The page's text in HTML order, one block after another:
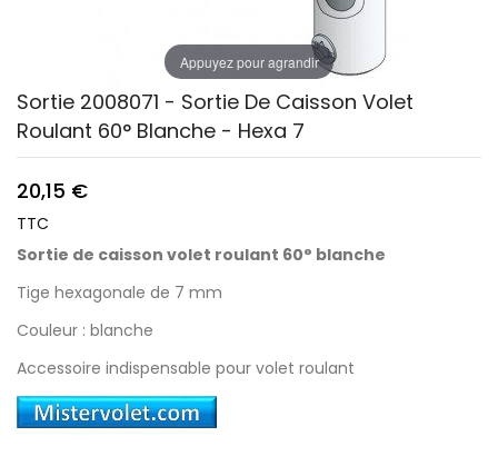
Appuyez pour agrandir
Sortie 2008071 - Sortie De Caisson Volet
Roulant 60° Blanche - Hexa 7
20,15 €
TTC
Sortie de caisson volet roulant 60° blanche
Tige hexagonale de 7 mm
Couleur : blanche
Accessoire indispensable pour volet roulant